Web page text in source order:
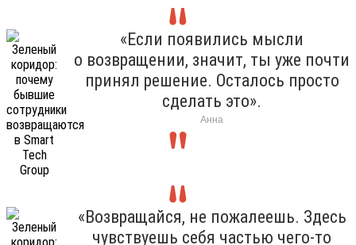
«Если появились мысли
о возвращении, значит, ты уже почти
принял решение. Осталось просто
сделать это».
Анна
«Возвращайся, не пожалеешь. Здесь
чувствуешь себя частью чего-то